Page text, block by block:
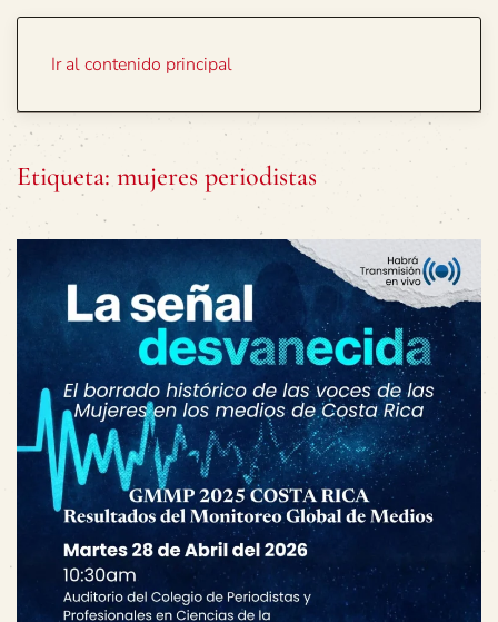
Ir al contenido principal
Etiqueta: mujeres periodistas